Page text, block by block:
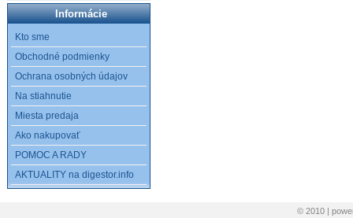
Informácie
Kto sme
Obchodné podmienky
Ochrana osobných údajov
Na stiahnutie
Miesta predaja
Ako nakupovať
POMOC A RADY
AKTUALITY na digestor.info
© 2010 |